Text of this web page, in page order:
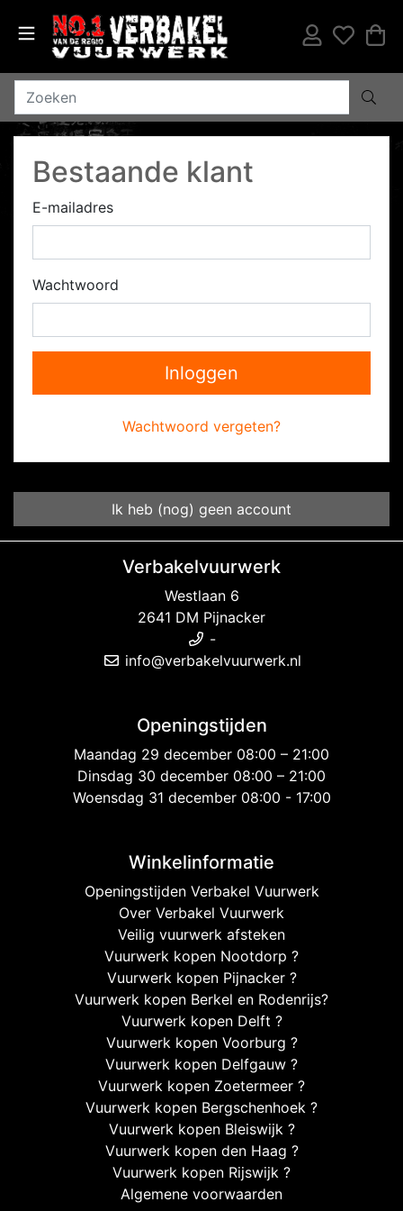
Bestaande klant
E-mailadres
Wachtwoord
Inloggen
Wachtwoord vergeten?
Ik heb (nog) geen account
Verbakelvuurwerk
Westlaan 6
2641 DM Pijnacker
-
info@verbakelvuurwerk.nl
Openingstijden
Maandag 29 december 08:00 – 21:00
Dinsdag 30 december 08:00 – 21:00
Woensdag 31 december 08:00 - 17:00
Winkelinformatie
Openingstijden Verbakel Vuurwerk
Over Verbakel Vuurwerk
Veilig vuurwerk afsteken
Vuurwerk kopen Nootdorp ?
Vuurwerk kopen Pijnacker ?
Vuurwerk kopen Berkel en Rodenrijs?
Vuurwerk kopen Delft ?
Vuurwerk kopen Voorburg ?
Vuurwerk kopen Delfgauw ?
Vuurwerk kopen Zoetermeer ?
Vuurwerk kopen Bergschenhoek ?
Vuurwerk kopen Bleiswijk ?
Vuurwerk kopen den Haag ?
Vuurwerk kopen Rijswijk ?
Algemene voorwaarden